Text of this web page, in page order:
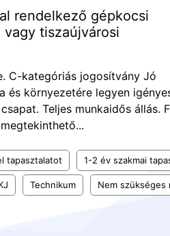
rendelkező gépkocsi
tiszaújvárosi
C-kategóriás jogosítvány Jó
és környezetére legyen
Teljes munkaidős állás.
tapasztalatot 1-2 év szakmai
Technikum Nem szükséges